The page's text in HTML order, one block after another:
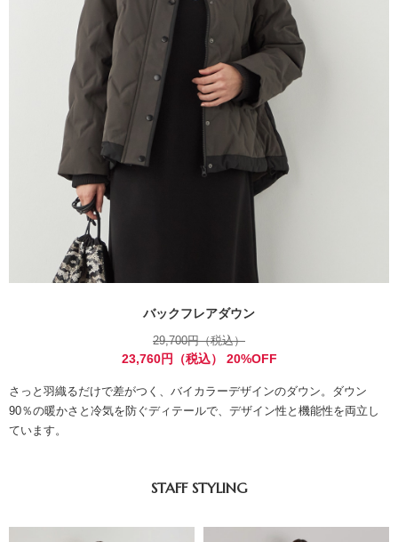
バックフレアダウン
29,700円（税込）
23,760円（税込） 20%OFF
さっと羽織るだけで差がつく、バイカラーデザインのダウン。ダウン
90％の暖かさと冷気を防ぐディテールで、デザイン性と機能性を両立し
ています。
STAFF STYLING